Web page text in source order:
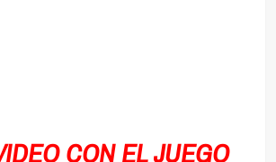
CON EL JUEGO